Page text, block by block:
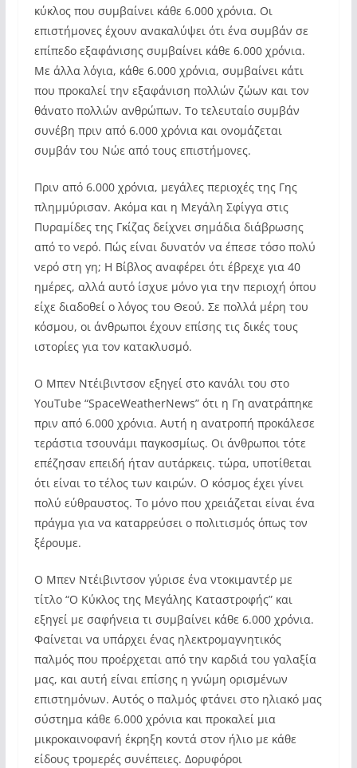
κύκλος που συμβαίνει κάθε 6.000 χρόνια. Οι
επιστήμονες έχουν ανακαλύψει ότι ένα συμβάν σε
επίπεδο εξαφάνισης συμβαίνει κάθε 6.000 χρόνια.
Με άλλα λόγια, κάθε 6.000 χρόνια, συμβαίνει κάτι
που προκαλεί την εξαφάνιση πολλών ζώων και τον
θάνατο πολλών ανθρώπων. Το τελευταίο συμβάν
συνέβη πριν από 6.000 χρόνια και ονομάζεται
συμβάν του Νώε από τους επιστήμονες.
Πριν από 6.000 χρόνια, μεγάλες περιοχές της Γης
πλημμύρισαν. Ακόμα και η Μεγάλη Σφίγγα στις
Πυραμίδες της Γκίζας δείχνει σημάδια διάβρωσης
από το νερό. Πώς είναι δυνατόν να έπεσε τόσο πολύ
νερό στη γη; Η Βίβλος αναφέρει ότι έβρεχε για 40
ημέρες, αλλά αυτό ίσχυε μόνο για την περιοχή όπου
είχε διαδοθεί ο λόγος του Θεού. Σε πολλά μέρη του
κόσμου, οι άνθρωποι έχουν επίσης τις δικές τους
ιστορίες για τον κατακλυσμό.
Ο Μπεν Ντέιβιντσον εξηγεί στο κανάλι του στο
YouTube “SpaceWeatherNews” ότι η Γη ανατράπηκε
πριν από 6.000 χρόνια. Αυτή η ανατροπή προκάλεσε
τεράστια τσουνάμι παγκοσμίως. Οι άνθρωποι τότε
επέζησαν επειδή ήταν αυτάρκεις. τώρα, υποτίθεται
ότι είναι το τέλος των καιρών. Ο κόσμος έχει γίνει
πολύ εύθραυστος. Το μόνο που χρειάζεται είναι ένα
πράγμα για να καταρρεύσει ο πολιτισμός όπως τον
ξέρουμε.
Ο Μπεν Ντέιβιντσον γύρισε ένα ντοκιμαντέρ με
τίτλο “Ο Κύκλος της Μεγάλης Καταστροφής” και
εξηγεί με σαφήνεια τι συμβαίνει κάθε 6.000 χρόνια.
Φαίνεται να υπάρχει ένας ηλεκτρομαγνητικός
παλμός που προέρχεται από την καρδιά του γαλαξία
μας, και αυτή είναι επίσης η γνώμη ορισμένων
επιστημόνων. Αυτός ο παλμός φτάνει στο ηλιακό μας
σύστημα κάθε 6.000 χρόνια και προκαλεί μια
μικροκαινοφανή έκρηξη κοντά στον ήλιο με κάθε
είδους τρομερές συνέπειες. Δορυφόροι